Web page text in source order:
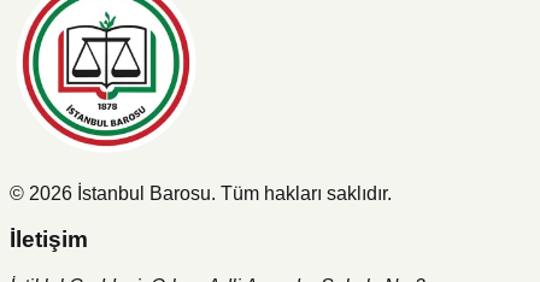
© 2026 İstanbul Barosu. Tüm hakları saklıdır.
İletişim